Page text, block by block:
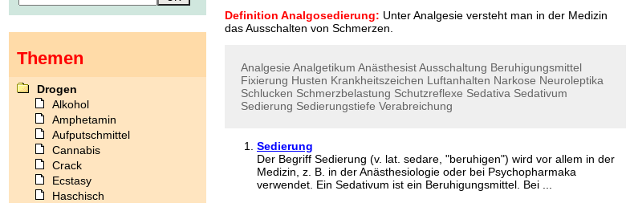
Definition Analgosedierung: Unter Analgesie versteht man in der Medizin
das Ausschalten von Schmerzen.
Analgesie Analgetikum AnästhesistAusschaltung Beruhigungsmittel
Fixierung Husten Krankheitszeichen Luftanhalten Narkose Neuroleptika
Schlucken Schmerzbelastung Schutzreflexe Sedativa Sedativum
Sedierung Sedierungstiefe Verabreichung
Sedierung
Der Begriff Sedierung (v. lat. sedare, "beruhigen") wird vor allem in der
Medizin, z. B. in der Anästhesiologie oder bei Psychopharmaka
verwendet. Ein Sedativum ist ein Beruhigungsmittel. Bei ...
Themen
Drogen
Alkohol
Amphetamin
Aufputschmittel
Cannabis
Crack
Ecstasy
Haschisch